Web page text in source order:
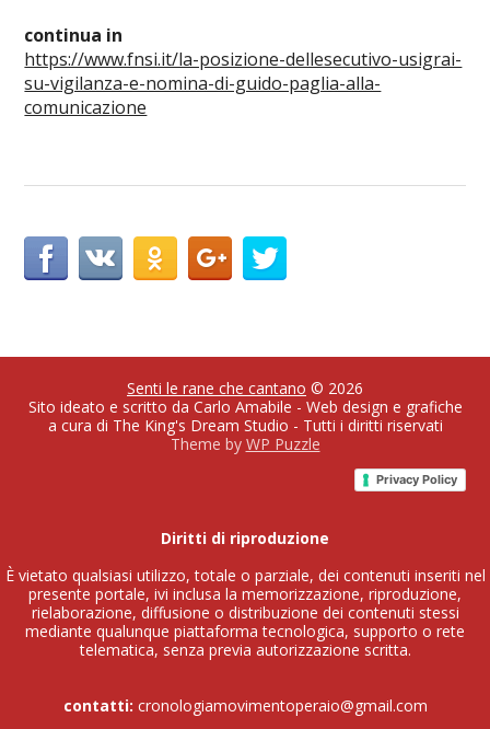
continua in
https://www.fnsi.it/la-posizione-dellesecutivo-usigrai-
su-vigilanza-e-nomina-di-guido-paglia-alla-
comunicazione
Senti le rane che cantano © 2026
Sito ideato e scritto da Carlo Amabile - Web design e grafiche
a cura di The King's Dream Studio - Tutti i diritti riservati
Theme by WP Puzzle
Privacy Policy
Diritti di riproduzione
È vietato qualsiasi utilizzo, totale o parziale, dei contenuti inseriti nel
presente portale, ivi inclusa la memorizzazione, riproduzione,
rielaborazione, diffusione o distribuzione dei contenuti stessi
mediante qualunque piattaforma tecnologica, supporto o rete
telematica, senza previa autorizzazione scritta.
contatti: cronologiamovimentoperaio@gmail.com